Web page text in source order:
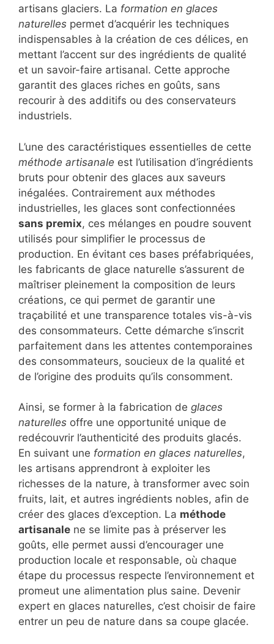
artisans glaciers. La formation en glaces
naturelles permet d’acquérir les techniques
indispensables à la création de ces délices, en
mettant l’accent sur des ingrédients de qualité
et un savoir-faire artisanal. Cette approche
garantit des glaces riches en goûts, sans
recourir à des additifs ou des conservateurs
industriels.
L’une des caractéristiques essentielles de cette
méthode artisanale est l’utilisation d’ingrédients
bruts pour obtenir des glaces aux saveurs
inégalées. Contrairement aux méthodes
industrielles, les glaces sont confectionnées
sans premix, ces mélanges en poudre souvent
utilisés pour simplifier le processus de
production. En évitant ces bases préfabriquées,
les fabricants de glace naturelle s’assurent de
maîtriser pleinement la composition de leurs
créations, ce qui permet de garantir une
traçabilité et une transparence totales vis-à-vis
des consommateurs. Cette démarche s’inscrit
parfaitement dans les attentes contemporaines
des consommateurs, soucieux de la qualité et
de l’origine des produits qu’ils consomment.
Ainsi, se former à la fabrication de glaces
naturelles offre une opportunité unique de
redécouvrir l’authenticité des produits glacés.
En suivant une formation en glaces naturelles,
les artisans apprendront à exploiter les
richesses de la nature, à transformer avec soin
fruits, lait, et autres ingrédients nobles, afin de
créer des glaces d’exception. La méthode
artisanale ne se limite pas à préserver les
goûts, elle permet aussi d’encourager une
production locale et responsable, où chaque
étape du processus respecte l’environnement et
promeut une alimentation plus saine. Devenir
expert en glaces naturelles, c’est choisir de faire
entrer un peu de nature dans sa coupe glacée.